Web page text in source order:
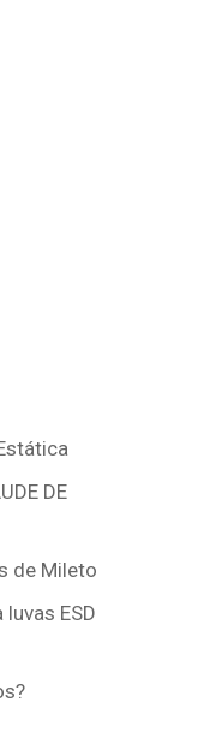
DE
de Mileto
ESD